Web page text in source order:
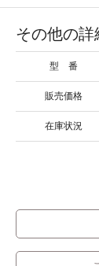
その他の詳
型 番
販売価格
在庫状況